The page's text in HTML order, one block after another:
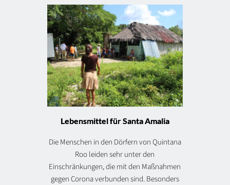
Lebensmittel für Santa Amalia
Die Menschen in den Dörfern von Quintana
Roo leiden sehr unter den
Einschränkungen, die mit den Maßnahmen
gegen Corona verbunden sind. Besonders